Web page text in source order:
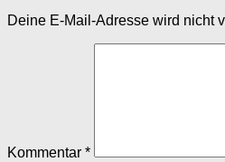
Deine E-Mail-Adresse wird nicht
Kommentar *